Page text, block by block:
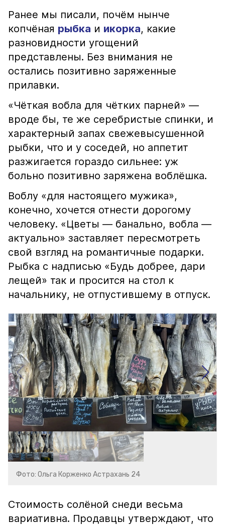
Ранее мы писали, почём нынче
копчёная рыбка и икорка, какие
разновидности угощений
представлены. Без внимания не
остались позитивно заряженные
прилавки.
«Чёткая вобла для чётких парней» —
вроде бы, те же серебристые спинки, и
характерный запах свежевысушенной
рыбки, что и у соседей, но аппетит
разжигается гораздо сильнее: уж
больно позитивно заряжена воблёшка.
Воблу «для настоящего мужика»,
конечно, хочется отнести дорогому
человеку. «Цветы — банально, вобла —
актуально» заставляет пересмотреть
свой взгляд на романтичные подарки.
Рыбка с надписью «Будь добрее, дари
лещей» так и просится на стол к
начальнику, не отпустившему в отпуск.
Фото: Ольга Корженко Астрахань 24
Стоимость солёной снеди весьма
вариативна. Продавцы утверждают, что